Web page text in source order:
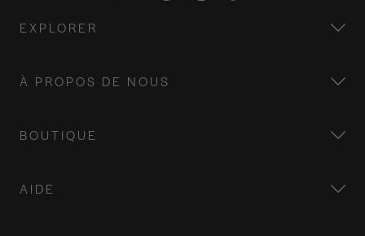
EXPLORER
À PROPOS DE NOUS
BOUTIQUE
AIDE